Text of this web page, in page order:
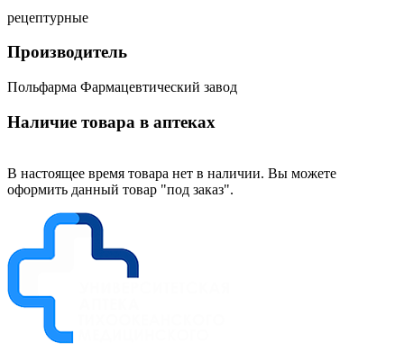
рецептурные
Производитель
Польфарма Фармацевтический завод
Наличие товара в аптеках
В настоящее время товара нет в наличии. Вы можете
оформить данный товар "под заказ".